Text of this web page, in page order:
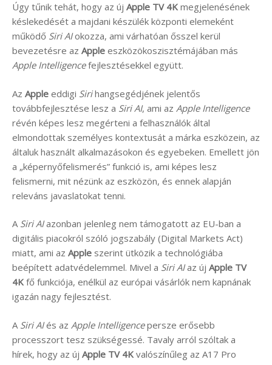
Úgy tűnik tehát, hogy az új Apple TV 4K megjelenésének
késlekedését a majdani készülék központi elemeként
működő Siri AIokozza, ami várhatóan ősszel kerül
bevezetésre az Apple eszközökoszisztémájában más
Apple Intelligencefejlesztésekkel együtt.
Az Apple eddigi Sirihangsegédjének jelentős
továbbfejlesztése lesz a Siri AI, ami az Apple Intelligence
révén képes lesz megérteni a felhasználók által
elmondottak személyes kontextusát a márka eszközein, az
általuk használt alkalmazásokon és egyebeken. Emellett jön
a „képernyőfelismerés” funkció is, ami képes lesz
felismerni, mit nézünk az eszközön, és ennek alapján
releváns javaslatokat tenni.
A Siri AIazonban jelenleg nem támogatott az EU-ban a
digitális piacokról szóló jogszabály (Digital Markets Act)
miatt, ami az Apple szerint ütközik a technológiába
beépített adatvédelemmel. Mivel a Siri AIaz új Apple TV
4K fő funkciója, enélkül az európai vásárlók nem kapnának
igazán nagy fejlesztést.
A Siri AIés az Apple Intelligencepersze erősebb
processzort tesz szükségessé. Tavaly arról szóltak a
hírek, hogy az új Apple TV 4K valószínűleg az A17 Pro